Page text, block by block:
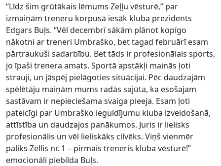
“Līdz šim grūtākais lēmums Zeļļu vēsturē,” par
izmaiņām treneru korpusā iesāk kluba prezidents
Edgars Buļs. “Vēl decembrī sākām plānot kopīgo
nākotni ar treneri Umbraško, bet tagad februārī esam
pārtraukuši sadarbību. Bet tāds ir profesionālais sports,
jo īpaši trenera amats. Sportā apstākļi mainās ļoti
strauji, un jāspēj pielāgoties situācijai. Pēc daudzajām
spēlētāju maiņām mums radās sajūta, ka esošajam
sastāvam ir nepieciešama svaiga pieeja. Esam ļoti
pateicīgi par Umbraško ieguldījumu kluba izveidošanā,
attīstība un daudzajos panākumos. Juris ir lielisks
profesionālis un vēl lieliskāks cilvēks. Viņš vienmēr
paliks Zellis nr. 1 – pirmais treneris kluba vēsturē!”
emocionāli piebilda Buļs.